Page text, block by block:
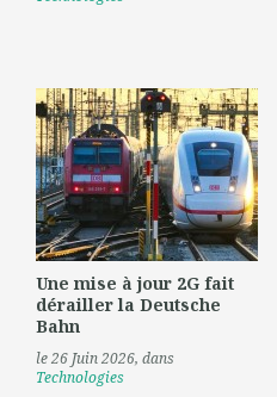
Une mise à jour 2G fait
dérailler la Deutsche
Bahn
le 26 Juin 2026, dans
Technologies